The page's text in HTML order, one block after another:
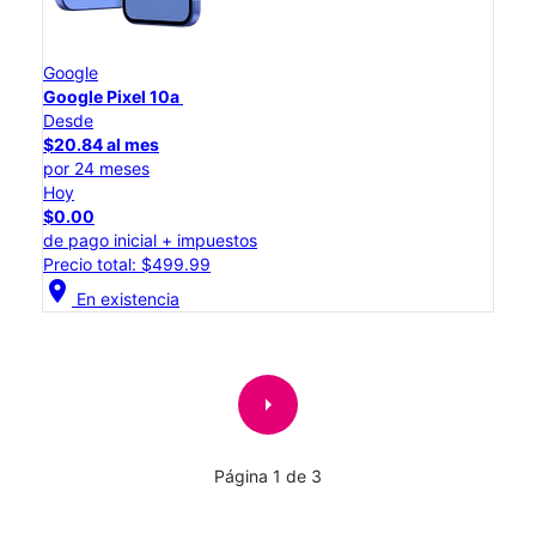
Google
Google Pixel 10a
Desde
$20.84 al mes
por 24 meses
Hoy
$0.00
de pago inicial + impuestos
Precio total: $499.99
location_on En existencia
arrow_right
Página 1 de 3